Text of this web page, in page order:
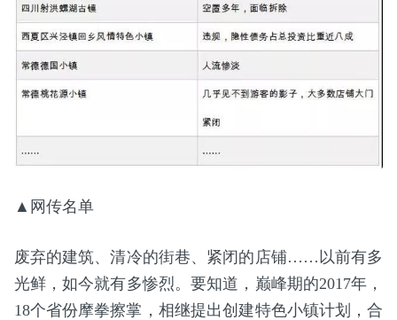
▲网传名单
废弃的建筑、清冷的街巷、紧闭的店铺……以前有多
光鲜，如今就有多惨烈。要知道，巅峰期的2017年，
18个省份摩拳擦掌，相继提出创建特色小镇计划，合